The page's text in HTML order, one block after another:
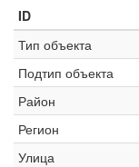
ID
Тип объекта
Подтип объекта
Район
Регион
Улица